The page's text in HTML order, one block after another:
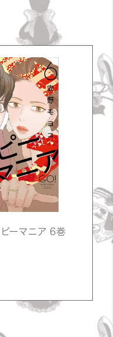
ーマニア 6巻